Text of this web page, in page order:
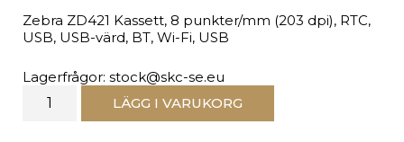
Zebra ZD421 Kassett, 8 punkter/mm (203 dpi), RTC,
USB, USB-värd, BT, Wi-Fi, USB
Lagerfrågor: stock@skc-se.eu
LÄGG I VARUKORG